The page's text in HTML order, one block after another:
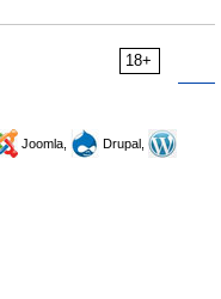
18+
Joomla,
Drupal,